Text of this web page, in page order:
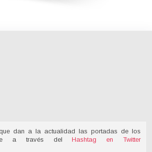
dan a la actualidad las portadas de los
a través delHashtag en Twitter